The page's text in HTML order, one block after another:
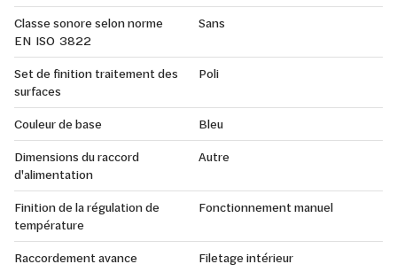
Classe sonore selon norme
EN ISO 3822
Sans
Set de finition traitement des
surfaces
Poli
Couleur de base
Bleu
Dimensions du raccord
d'alimentation
Autre
Finition de la régulation de
température
Fonctionnement manuel
Raccordement avance Filetage intérieur